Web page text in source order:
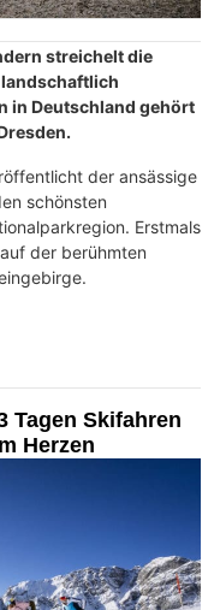
streichelt die
landschaftlich
in Deutschland gehört
der ansässige
schönsten
Erstmals
der berühmten
Tagen Skifahren
Herzen